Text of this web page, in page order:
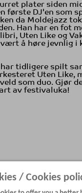
plater siden
første DJ'en som
da Moldejazz
Han har en fot
Uten Like og
å høre jevnlig i
har tidligere spilt
Uten Like,
som duo. Gjør
av festivaluka!
/ Cookies